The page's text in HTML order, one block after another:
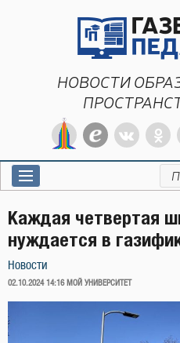
НОВОСТИ
Каждая четвертая
нуждается в
Новости
ОПУБЛИКОВАНО
02.10.2024 14:16 МОЙ УНИВЕРСИТЕТ